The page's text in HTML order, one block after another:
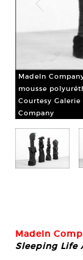
MadeIn
mousse
Courtesy
Company
MadeIn
Sleeping Life